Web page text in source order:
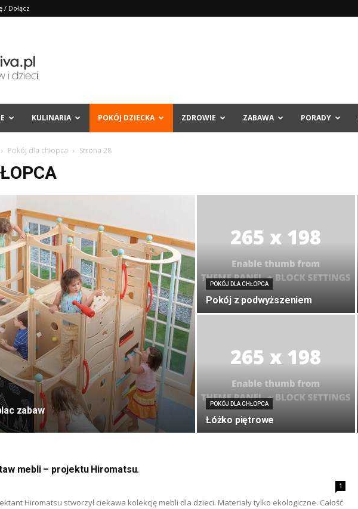
/ Dołącz
KULINARIA POKÓJ DZIECKA ZDROWIE ZABAWA PORADY
Pokój dla chłopca Strona 28
zabaw
POKÓJ DLA CHŁOPCA
Pokój z podwyższeniem
POKÓJ DLA CHŁOPCA
Łóżko piętrowe
mebli – projektu Hiromatsu.
1
Hiromatsu stworzył ciekawa kolekcję mebli dla dzieci. Materiały tylko ekologiczne. Całość